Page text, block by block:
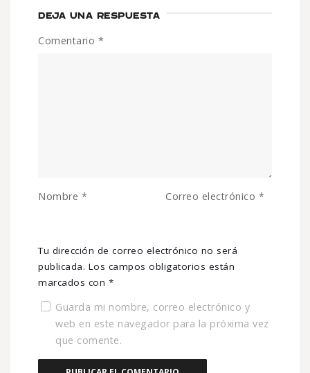
DEJA UNA RESPUESTA
Tu dirección de correo electrónico no será
publicada. Los campos obligatorios están
marcados con *
Comentario *
Nombre * Correo electrónico *
Guarda mi nombre, correo electrónico y
web en este navegador para la próxima vez
que comente.